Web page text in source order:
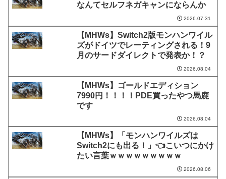
なんてセルフネガキャンにならんか
2026.07.31
【MHWs】Switch2版モンハンワイル
ズがドイツでレーティングされる！9
月のサードダイレクトで発表か！？
2026.08.04
【MHWs】ゴールドエディション
7990円！！！！PDE買ったやつ馬鹿
です
2026.08.04
【MHWs】「モンハンワイルズは
Switch2にも出る！」👈こいつにかけ
たい言葉ｗｗｗｗｗｗｗｗｗ
2026.08.06